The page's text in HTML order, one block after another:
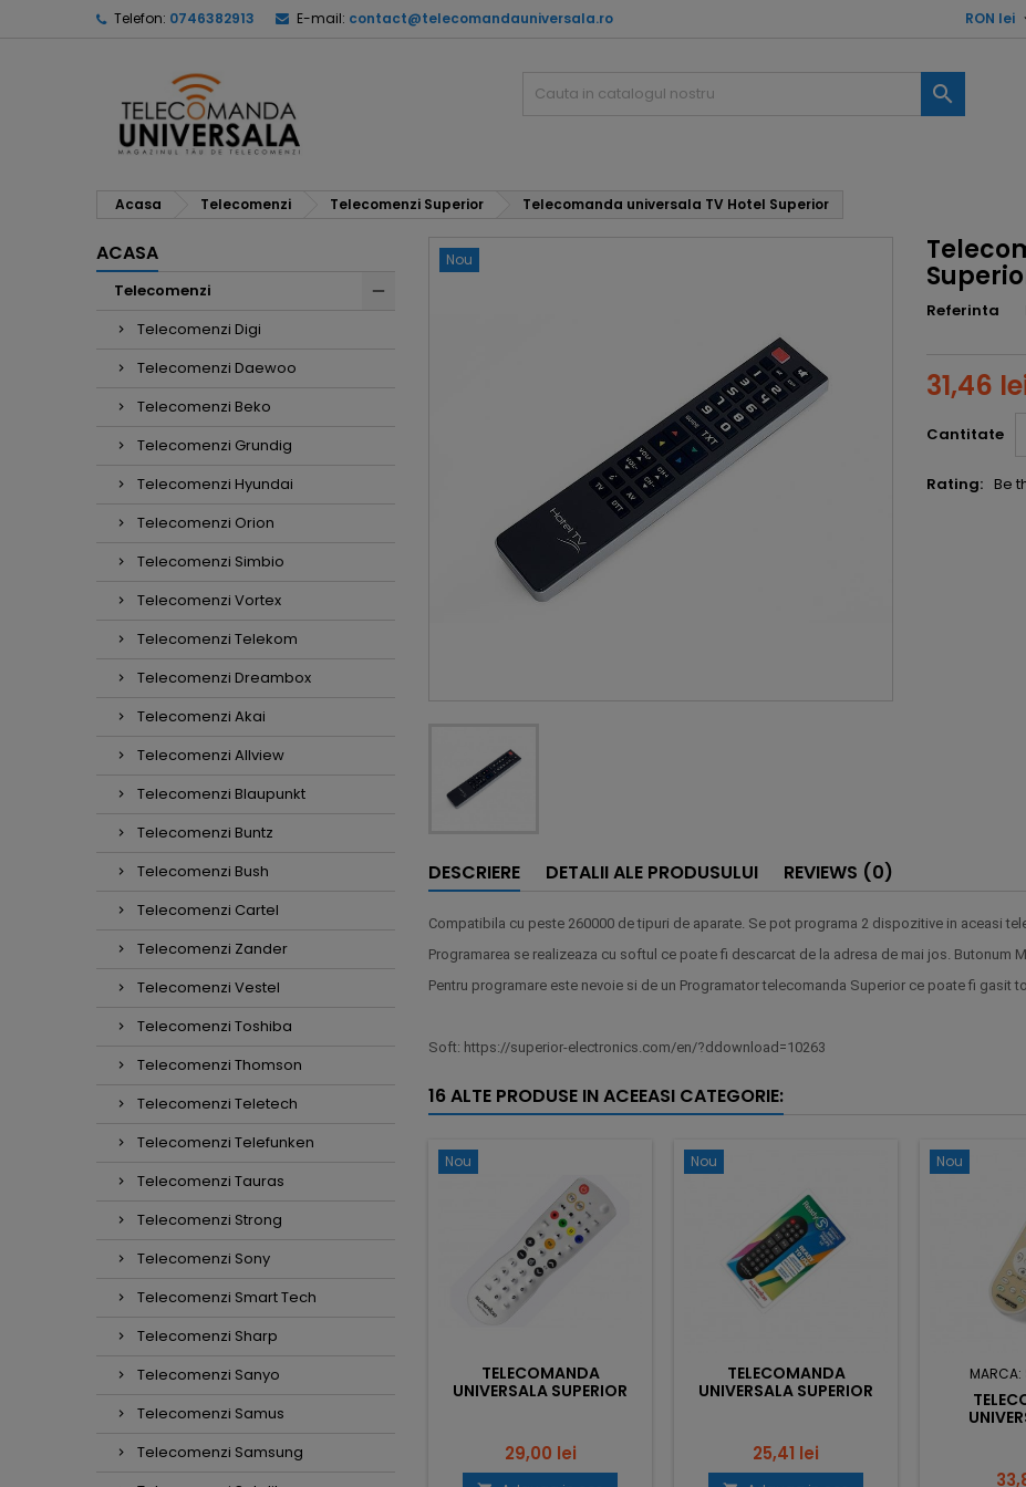
Telefon: 0746382913 E-mail: contact@telecomandauniversala.ro RON lei

Acasa Telecomenzi Telecomenzi Superior Telecomanda universala TV Hotel Superior
ACASA
Telecomenzi
Telecomenzi Digi
Telecomenzi Daewoo
Telecomenzi Beko
Telecomenzi Grundig
Telecomenzi Hyundai
Telecomenzi Orion
Telecomenzi Simbio
Telecomenzi Vortex
Telecomenzi Telekom
Telecomenzi Dreambox
Telecomenzi Akai
Telecomenzi Allview
Telecomenzi Blaupunkt
Telecomenzi Buntz
Telecomenzi Bush
Telecomenzi Cartel
Telecomenzi Zander
Telecomenzi Vestel
Telecomenzi Toshiba
Telecomenzi Thomson
Telecomenzi Teletech
Telecomenzi Telefunken
Telecomenzi Tauras
Telecomenzi Strong
Telecomenzi Sony
Telecomenzi Smart Tech
Telecomenzi Sharp
Telecomenzi Sanyo
Telecomenzi Samus
Telecomenzi Samsung
Nou
Referinta
31,46
Cantitate
Rating: Be
DESCRIERE DETALII ALE PRODUSULUI REVIEWS (0)
Compatibila cu peste 260000 de tipuri de aparate. Se pot programa 2 dispozitive in aceasi
Programarea se realizeaza cu softul ce poate fi descarcat de la adresa de mai jos. Butonum
Pentru programare este nevoie si de un Programator telecomanda Superior ce poate fi gasit
Soft: https://superior-electronics.com/en/?ddownload=10263
16 ALTE PRODUSE IN ACEEASI CATEGORIE:
Nou
TELECOMANDA
UNIVERSALA SUPERIOR
Pret
29,00 lei
Nou
TELECOMANDA
UNIVERSALA SUPERIOR
Pret
25,41 lei
Nou
MARCA: